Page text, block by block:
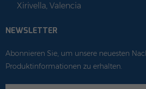
Xirivella, Valencia
NEWSLETTER
Abonnieren Sie, um unsere neuesten
Produktinformationen zu erhalten.